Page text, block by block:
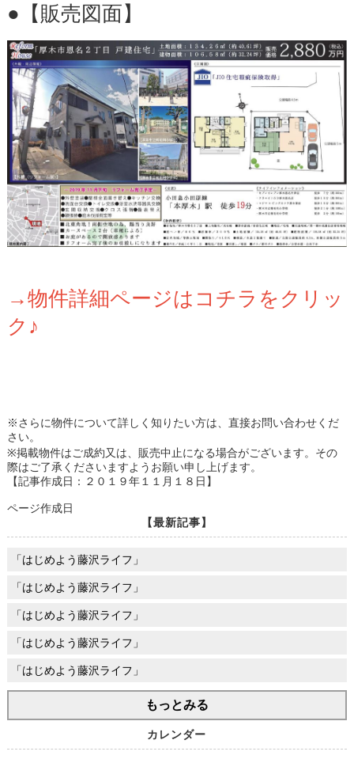
●【販売図面】
→物件詳細ページはコチラをクリッ
ク♪
※さらに物件について詳しく知りたい方は、直接お問い合わせくだ
さい。
※掲載物件はご成約又は、販売中止になる場合がございます。その
際はご了承くださいますようお願い申し上げます。
【記事作成日：２０１９年１１月１８日】
ページ作成日
【最新記事】
「はじめよう藤沢ライフ」
「はじめよう藤沢ライフ」
「はじめよう藤沢ライフ」
「はじめよう藤沢ライフ」
「はじめよう藤沢ライフ」
もっとみる
カレンダー